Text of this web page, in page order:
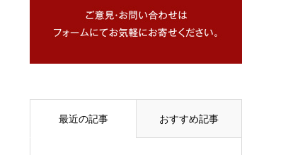
最近の記事 おすすめ記事